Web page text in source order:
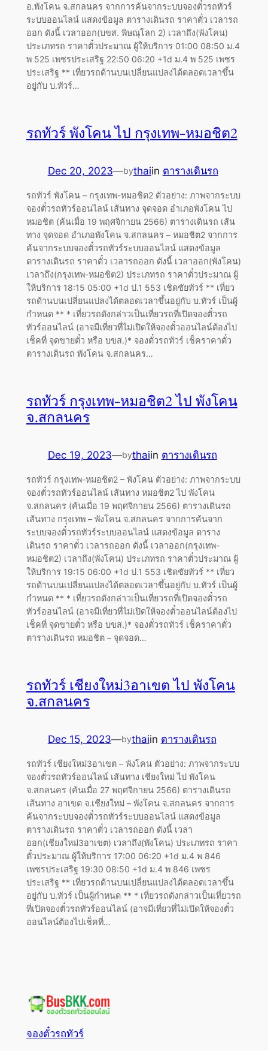
อ.พังโคน จ.สกลนคร จากการค้นจากระบบจองตั๋วรถทัวร์
ระบบออนไลน์ แสดงข้อมูล ตารางเดินรถ ราคาตั๋ว เวลารถ
ออก ดังนี้ เวลาออก(บขส. พิษณุโลก 2) เวลาถึง(พังโคน)
ประเภทรถ ราคาตั๋วประมาณ ผู้ให้บริการ 01:00 08:50 ม.4
พ 525 เพชรประเสริฐ 22:50 06:20 +1d ม.4 พ 525 เพชร
ประเสริฐ ** เที่ยวรถด้านบนเปลี่ยนแปลงได้ตลอดเวลาขึ้น
อยู่กับ บ.ทัวร์…
รถทัวร์ พังโคน ไป กรุงเทพ-หมอชิต2
Dec 20, 2023—bythaiin ตารางเดินรถ
รถทัวร์ พังโคน – กรุงเทพ-หมอชิต2 ตัวอย่าง: ภาพจากระบบ
จองตั๋วรถทัวร์ออนไลน์ เส้นทาง จุดจอด อำเภอพังโคน ไป
หมอชิต (ค้นเมื่อ 19 พฤศจิกายน 2566) ตารางเดินรถ เส้น
ทาง จุดจอด อำเภอพังโคน จ.สกลนคร – หมอชิต2 จากการ
ค้นจากระบบจองตั๋วรถทัวร์ระบบออนไลน์ แสดงข้อมูล
ตารางเดินรถ ราคาตั๋ว เวลารถออก ดังนี้ เวลาออก(พังโคน)
เวลาถึง(กรุงเทพ-หมอชิต2) ประเภทรถ ราคาตั๋วประมาณ ผู้
ให้บริการ 18:15 05:00 +1d ป.1 553 เชิดชัยทัวร์ ** เที่ยว
รถด้านบนเปลี่ยนแปลงได้ตลอดเวลาขึ้นอยู่กับ บ.ทัวร์ เป็นผู้
กำหนด ** * เที่ยวรถดังกล่าวเป็นเที่ยวรถที่เปิดจองตั๋วรถ
ทัวร์ออนไลน์ (อาจมีเที่ยวที่ไม่เปิดให้จองตั๋วออนไลน์ต้องไป
เช็คที่ จุดขายตั๋ว หรือ บขส.)* จองตั๋วรถทัวร์ เช็คราคาตั๋ว
ตารางเดินรถ พังโคน จ.สกลนคร…
รถทัวร์ กรุงเทพ-หมอชิต2 ไป พังโคน
จ.สกลนคร
Dec 19, 2023—bythaiin ตารางเดินรถ
รถทัวร์ กรุงเทพ-หมอชิต2 – พังโคน ตัวอย่าง: ภาพจากระบบ
จองตั๋วรถทัวร์ออนไลน์ เส้นทาง หมอชิต2 ไป พังโคน
จ.สกลนคร (ค้นเมื่อ 19 พฤศจิกายน 2566) ตารางเดินรถ
เส้นทาง กรุงเทพ – พังโคน จ.สกลนคร จากการค้นจาก
ระบบจองตั๋วรถทัวร์ระบบออนไลน์ แสดงข้อมูล ตาราง
เดินรถ ราคาตั๋ว เวลารถออก ดังนี้ เวลาออก(กรุงเทพ-
หมอชิต2) เวลาถึง(พังโคน) ประเภทรถ ราคาตั๋วประมาณ ผู้
ให้บริการ 19:15 06:00 +1d ป.1 553 เชิดชัยทัวร์ ** เที่ยว
รถด้านบนเปลี่ยนแปลงได้ตลอดเวลาขึ้นอยู่กับ บ.ทัวร์ เป็นผู้
กำหนด ** * เที่ยวรถดังกล่าวเป็นเที่ยวรถที่เปิดจองตั๋วรถ
ทัวร์ออนไลน์ (อาจมีเที่ยวที่ไม่เปิดให้จองตั๋วออนไลน์ต้องไป
เช็คที่ จุดขายตั๋ว หรือ บขส.)* จองตั๋วรถทัวร์ เช็คราคาตั๋ว
ตารางเดินรถ หมอชิต – จุดจอด…
รถทัวร์ เชียงใหม่3อาเขต ไป พังโคน
จ.สกลนคร
Dec 15, 2023—bythaiin ตารางเดินรถ
รถทัวร์ เชียงใหม่3อาเขต – พังโคน ตัวอย่าง: ภาพจากระบบ
จองตั๋วรถทัวร์ออนไลน์ เส้นทาง เชียงใหม่ ไป พังโคน
จ.สกลนคร (ค้นเมื่อ 27 พฤศจิกายน 2566) ตารางเดินรถ
เส้นทาง อาเขต จ.เชียงใหม่ – พังโคน จ.สกลนคร จากการ
ค้นจากระบบจองตั๋วรถทัวร์ระบบออนไลน์ แสดงข้อมูล
ตารางเดินรถ ราคาตั๋ว เวลารถออก ดังนี้ เวลา
ออก(เชียงใหม่3อาเขต) เวลาถึง(พังโคน) ประเภทรถ ราคา
ตั๋วประมาณ ผู้ให้บริการ 17:00 06:20 +1d ม.4 พ 846
เพชรประเสริฐ 19:30 08:50 +1d ม.4 พ 846 เพชร
ประเสริฐ ** เที่ยวรถด้านบนเปลี่ยนแปลงได้ตลอดเวลาขึ้น
อยู่กับ บ.ทัวร์ เป็นผู้กำหนด ** * เที่ยวรถดังกล่าวเป็นเที่ยวรถ
ที่เปิดจองตั๋วรถทัวร์ออนไลน์ (อาจมีเที่ยวที่ไม่เปิดให้จองตั๋ว
ออนไลน์ต้องไปเช็คที่…
จองตั๋วรถทัวร์